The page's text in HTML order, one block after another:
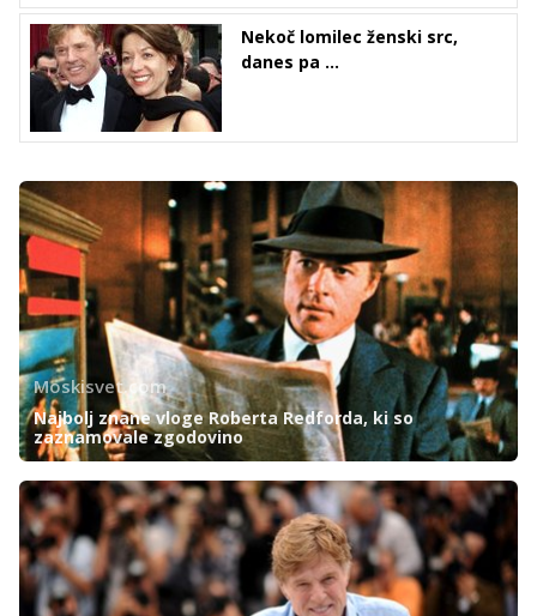
Nekoč lomilec ženski src,
danes pa ...
Moskisvet.com
Najbolj znane vloge Roberta Redforda, ki so
zaznamovale zgodovino